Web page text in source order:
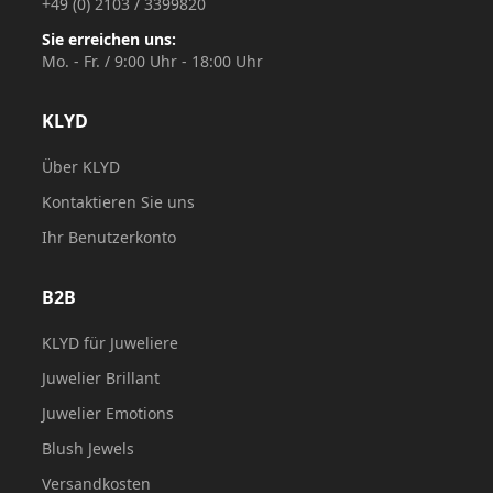
Sie erreichen uns:
Mo. - Fr. / 9:00 Uhr - 18:00 Uhr
KLYD
Über KLYD
Kontaktieren Sie uns
Ihr Benutzerkonto
B2B
KLYD für Juweliere
Juwelier Brillant
Juwelier Emotions
Blush Jewels
Versandkosten